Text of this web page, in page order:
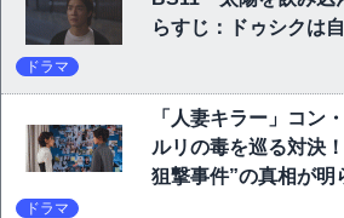
らすじ：ドゥシクは
ドラマ
「人妻キラー」コン
ルリの毒を巡る対決
狙撃事件”の真相が明
ドラマ